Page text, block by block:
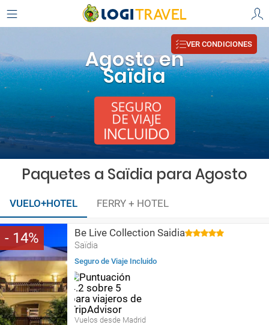
Agosto en
Saïdia
VER CONDICIONES
Paquetes a Saïdia para Agosto
VUELO+HOTEL FERRY + HOTEL
14 Be Live Collection Saidia
Saïdia
Seguro de Viaje Incluido
Vuelos desde Madrid